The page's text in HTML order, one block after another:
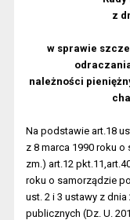
z
w sprawie
należności
Na podstawie art.18
z 8 marca 1990 roku o
zm.) art.12
roku o samorządzie
ust. 2 i 3 ustawy z
publicznych (Dz. U.